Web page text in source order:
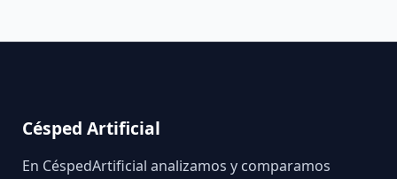
Césped Artificial
En CéspedArtificial analizamos y comparamos